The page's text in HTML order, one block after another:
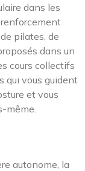
dans les
pilates, de
dans un
cours collectifs
qui vous guident
et vous
même.
autonome, la